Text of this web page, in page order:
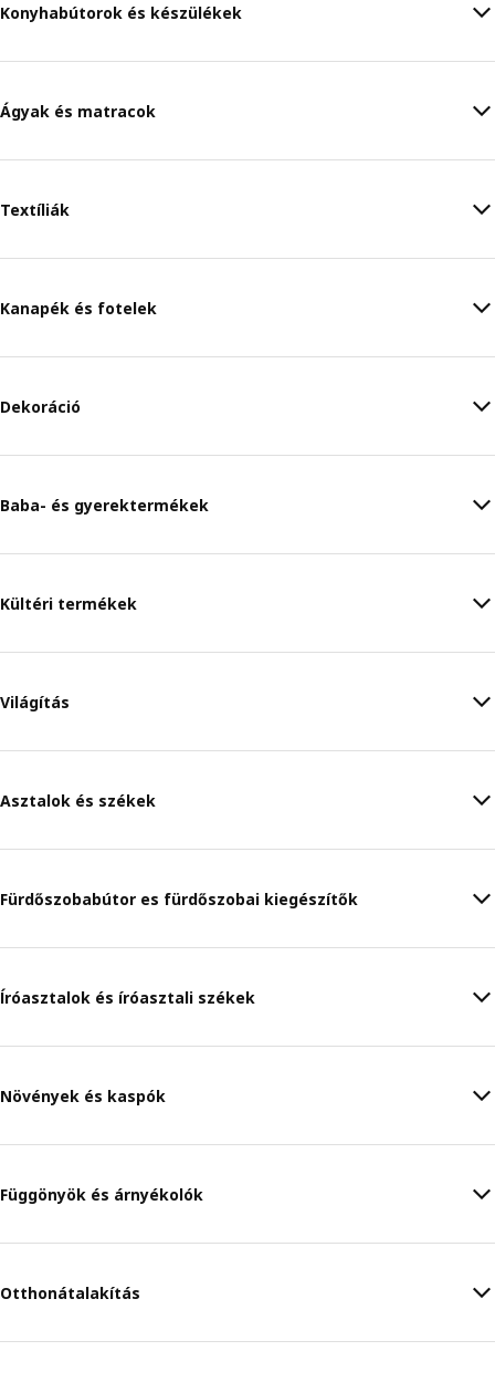
Konyhabútorok és készülékek
Ágyak és matracok
Textíliák
Kanapék és fotelek
Dekoráció
Baba- és gyerektermékek
Kültéri termékek
Világítás
Asztalok és székek
Fürdőszobabútor es fürdőszobai kiegészítők
Íróasztalok és íróasztali székek
Növények és kaspók
Függönyök és árnyékolók
Otthonátalakítás